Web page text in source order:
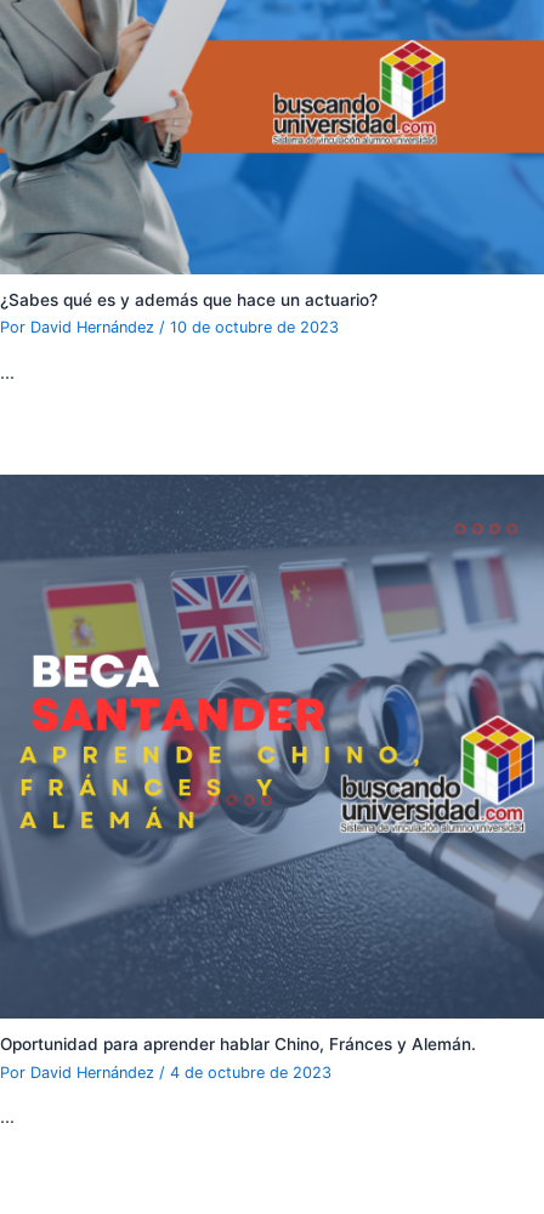
¿Sabes qué es y además que hace un actuario?
Por David Hernández / 10 de octubre de 2023
…
Oportunidad para aprender hablar Chino, Fránces y Alemán.
Por David Hernández / 4 de octubre de 2023
…